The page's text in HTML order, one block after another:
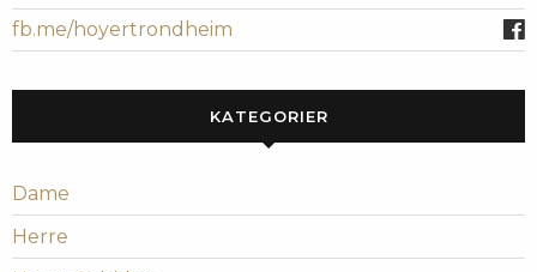
fb.me/hoyertrondheim
KATEGORIER
Dame
Herre